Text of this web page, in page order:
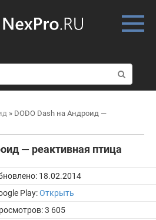
о
и
к
» DODO Dash на Андроид —
— реактивная птица
18.02.2014
Play:Открыть
3 605